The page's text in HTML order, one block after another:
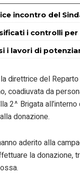
incontro del
i controlli
i lavori di
direttrice del
coadiuvata da
2^ Brigata all’interno
donazione.
aderito alla
la donazione,